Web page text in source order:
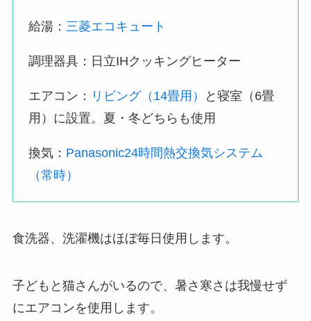
給湯：三菱エコキュート
調理器具：日立IHクッキングヒーター
エアコン： リビング（14畳用）
と寝室（6畳
用）に設置。夏・冬どちらも使用
換気： Panasonic24時間熱交換気システム
（常時）
食洗器、洗濯機はほぼ毎日使用します。
子どもと猫さんがいるので、暑さ寒さは我慢せず
にエアコンを使用します。